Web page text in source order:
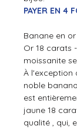
PAYER EN 4
Banane en
Or 18 carats
À l'exception
noble
est
jaune 18
qualité , qui,